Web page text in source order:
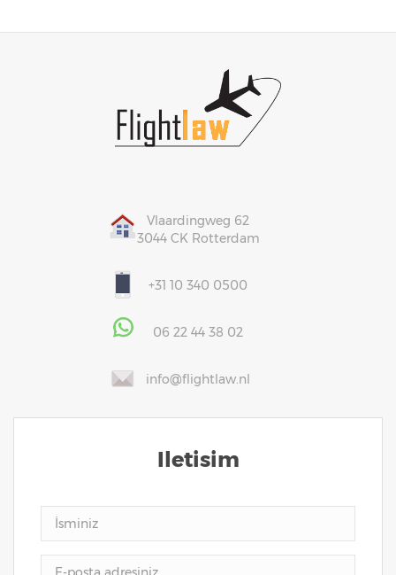
Vlaardingweg 62
3044 CK Rotterdam
+31 10 340 0500
06 22 44 38 02
info@flightlaw.nl
Iletisim